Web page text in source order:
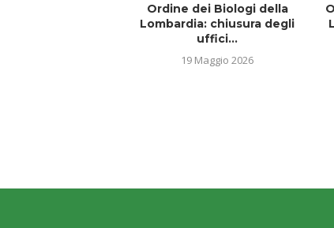
Ordine dei Biologi della
Lombardia: chiusura degli
uffici...
19 Maggio 2026